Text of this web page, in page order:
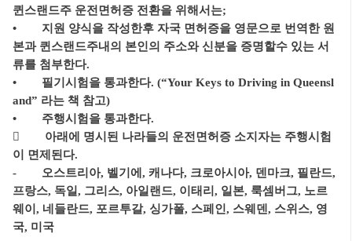
퀸스랜드주 운전면허증 전환을 위해서는;
• 지원 양식을 작성한후 자국 면허증을 영문으로 번역한 원
본과 퀸스랜드주내의 본인의 주소와 신분을 증명할수 있는 서
류를 첨부한다.
• 필기시험을 통과한다. (“Your Keys to Driving in Queensl
and” 라는 책 참고)
• 주행시험을 통과한다.
 아래에 명시된 나라들의 운전면허증 소지자는 주행시험
이 면제된다.
- 오스트리아, 벨기에, 캐나다, 크로아시아, 덴마크, 필란드,
프랑스, 독일, 그리스, 아일랜드, 이태리, 일본, 룩셈버그, 노르
웨이, 네들란드, 포르투갈, 싱가폴, 스페인, 스웨덴, 스위스, 영
국, 미국